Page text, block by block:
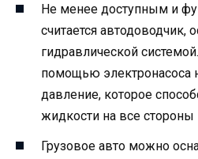
Не менее доступным и
считается автодоводчик,
гидравлической
помощью электронасоса
давление, которое
жидкости на все
Грузовое авто можно